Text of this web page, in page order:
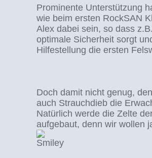
Prominente Unterstützung
wie beim ersten RockSAN
Alex dabei sein, so dass
optimale Sicherheit sorgt
Hilfestellung die ersten
Doch damit nicht genug,
auch Strauchdieb die
Natürlich werde die Zelte
aufgebaut, denn wir wollen